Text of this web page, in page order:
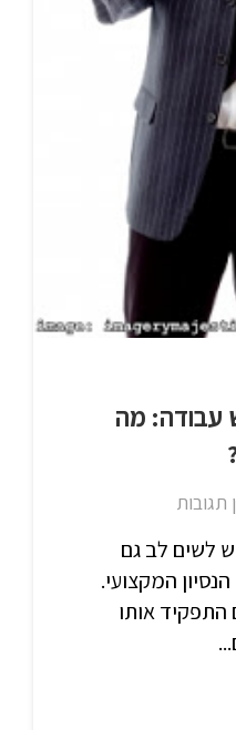
עבודה: מה
תגובות
לשים לב גם
המקצועי.
אותו